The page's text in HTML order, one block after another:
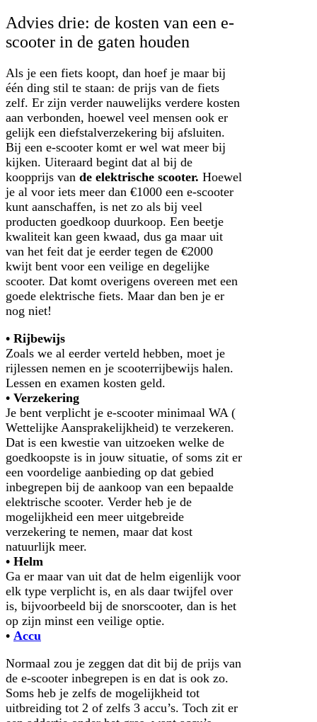
Advies drie: de kosten van een e-
scooter in de gaten houden
Als je een fiets koopt, dan hoef je maar bij
één ding stil te staan: de prijs van de fiets
zelf. Er zijn verder nauwelijks verdere kosten
aan verbonden, hoewel veel mensen ook er
gelijk een diefstalverzekering bij afsluiten.
Bij een e-scooter komt er wel wat meer bij
kijken. Uiteraard begint dat al bij de
koopprijs van de elektrische scooter. Hoewel
je al voor iets meer dan €1000 een e-scooter
kunt aanschaffen, is net zo als bij veel
producten goedkoop duurkoop. Een beetje
kwaliteit kan geen kwaad, dus ga maar uit
van het feit dat je eerder tegen de €2000
kwijt bent voor een veilige en degelijke
scooter. Dat komt overigens overeen met een
goede elektrische fiets. Maar dan ben je er
nog niet!
• Rijbewijs
Zoals we al eerder verteld hebben, moet je
rijlessen nemen en je scooterrijbewijs halen.
Lessen en examen kosten geld.
• Verzekering
Je bent verplicht je e-scooter minimaal WA (
Wettelijke Aansprakelijkheid) te verzekeren.
Dat is een kwestie van uitzoeken welke de
goedkoopste is in jouw situatie, of soms zit er
een voordelige aanbieding op dat gebied
inbegrepen bij de aankoop van een bepaalde
elektrische scooter. Verder heb je de
mogelijkheid een meer uitgebreide
verzekering te nemen, maar dat kost
natuurlijk meer.
• Helm
Ga er maar van uit dat de helm eigenlijk voor
elk type verplicht is, en als daar twijfel over
is, bijvoorbeeld bij de snorscooter, dan is het
op zijn minst een veilige optie.
• Accu
Normaal zou je zeggen dat dit bij de prijs van
de e-scooter inbegrepen is en dat is ook zo.
Soms heb je zelfs de mogelijkheid tot
uitbreiding tot 2 of zelfs 3 accu’s. Toch zit er